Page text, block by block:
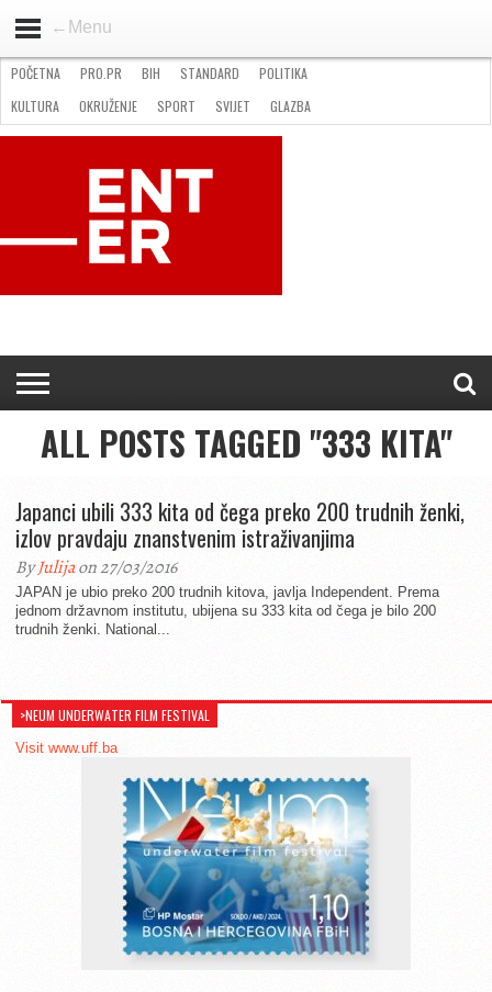
←Menu
STANDARD
GOSPODARSTVO
OKRUŽENJE
POČETNA PRO.PR BIH STANDARD
POLITIKA
KULTURA
OKRUŽENJE SPORT SVIJET
GLAZBA
NATJEČAJI
FILMING LOCATION IN BH KONTAKT
ALL POSTS TAGGED "333 KITA"
Japanci ubili 333 kita od čega preko 200 trudnih ženki,
izlov pravdaju znanstvenim istraživanjima
ByJulijaon 27/03/2016
JAPAN je ubio preko 200 trudnih kitova, javlja Independent. Prema
jednom državnom institutu, ubijena su 333 kita od čega je bilo 200
trudnih ženki. National...
>NEUM UNDERWATER FILM FESTIVAL
Visit www.uff.ba